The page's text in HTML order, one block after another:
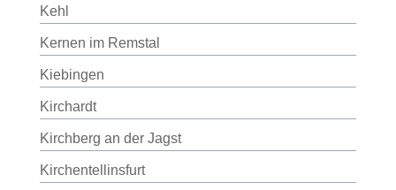
Kehl
Kernen im Remstal
Kiebingen
Kirchardt
Kirchberg an der Jagst
Kirchentellinsfurt